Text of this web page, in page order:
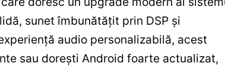
sunet îmbunătățit prin DSP și
audio personalizabilă, acest
sau dorești Android foarte actualizat,